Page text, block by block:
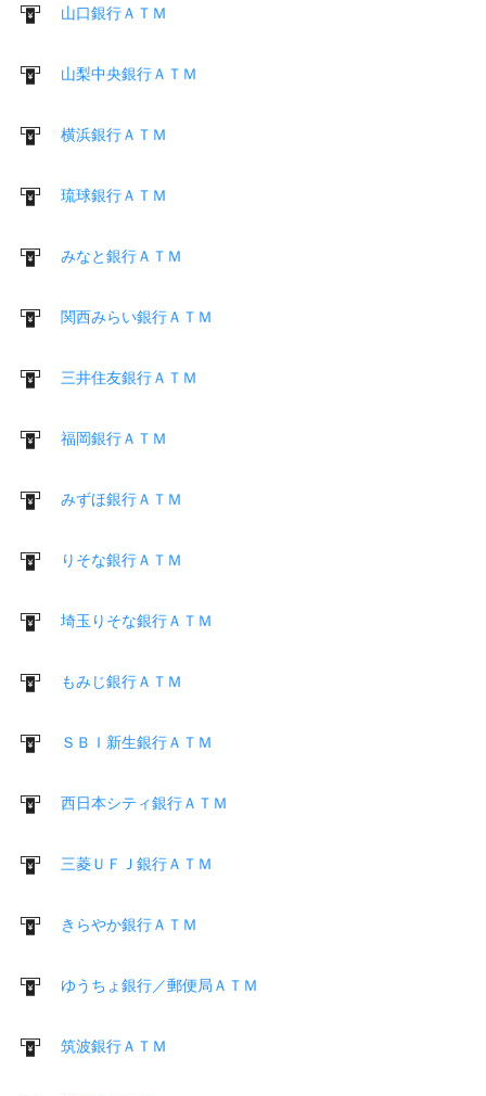
山口銀行ＡＴＭ
山梨中央銀行ＡＴＭ
横浜銀行ＡＴＭ
琉球銀行ＡＴＭ
みなと銀行ＡＴＭ
関西みらい銀行ＡＴＭ
三井住友銀行ＡＴＭ
福岡銀行ＡＴＭ
みずほ銀行ＡＴＭ
りそな銀行ＡＴＭ
埼玉りそな銀行ＡＴＭ
もみじ銀行ＡＴＭ
ＳＢＩ新生銀行ＡＴＭ
西日本シティ銀行ＡＴＭ
三菱ＵＦＪ銀行ＡＴＭ
きらやか銀行ＡＴＭ
ゆうちょ銀行／郵便局ＡＴＭ
筑波銀行ＡＴＭ